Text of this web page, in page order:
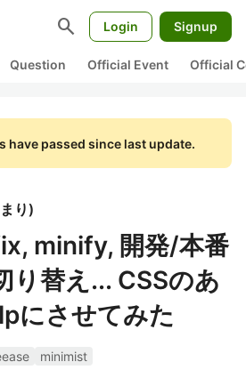
search Login Signup
Question Official Event Official
have passed since last update.
り)
minify, 開発/本番
り替え... CSSのあ
にさせてみた
minimist